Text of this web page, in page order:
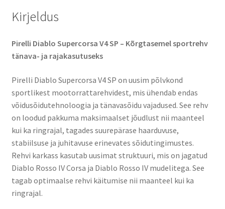
Kirjeldus
Pirelli Diablo Supercorsa V4 SP – Kõrgtasemel sportrehv
tänava- ja rajakasutuseks​
Pirelli Diablo Supercorsa V4 SP on uusim põlvkond
sportlikest mootorrattarehvidest, mis ühendab endas
võidusõidutehnoloogia ja tänavasõidu vajadused. See rehv
on loodud pakkuma maksimaalset jõudlust nii maanteel
kui ka ringrajal, tagades suurepärase haarduvuse,
stabiilsuse ja juhitavuse erinevates sõidutingimustes.​
Rehvi karkass kasutab uusimat struktuuri, mis on jagatud
Diablo Rosso IV Corsa ja Diablo Rosso IV mudelitega. See
tagab optimaalse rehvi käitumise nii maanteel kui ka
ringrajal.